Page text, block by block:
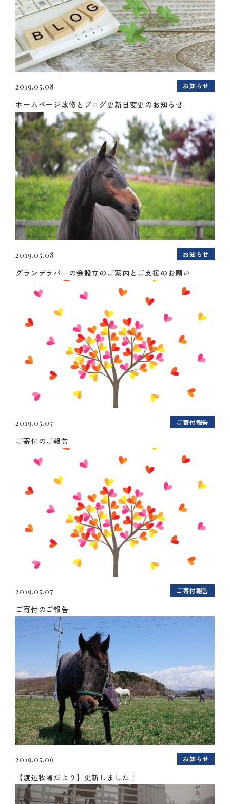
2019.05.08 お知らせ
ホームページ改修とブログ更新日変更のお知らせ
2019.05.08 お知らせ
グランデラバーの会設立のご案内とご支援のお願い
2019.05.07 ご寄付報告
ご寄付のご報告
2019.05.07 ご寄付報告
ご寄付のご報告
2019.05.06 お知らせ
【渡辺牧場だより】更新しました！